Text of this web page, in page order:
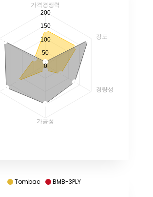
가격경쟁력
강도
경량성
가공성
200
150
100
50
0
Tombac BMB-3PLY